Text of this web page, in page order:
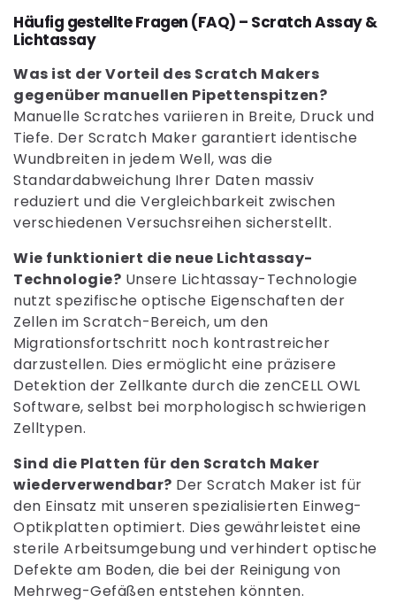
Häufig gestellte Fragen (FAQ) – Scratch Assay &
Lichtassay
Was ist der Vorteil des Scratch Makers
gegenüber manuellen Pipettenspitzen?
Manuelle Scratches variieren in Breite, Druck und
Tiefe. Der Scratch Maker garantiert identische
Wundbreiten in jedem Well, was die
Standardabweichung Ihrer Daten massiv
reduziert und die Vergleichbarkeit zwischen
verschiedenen Versuchsreihen sicherstellt.
Wie funktioniert die neue Lichtassay-
Technologie? Unsere Lichtassay-Technologie
nutzt spezifische optische Eigenschaften der
Zellen im Scratch-Bereich, um den
Migrationsfortschritt noch kontrastreicher
darzustellen. Dies ermöglicht eine präzisere
Detektion der Zellkante durch die zenCELL OWL
Software, selbst bei morphologisch schwierigen
Zelltypen.
Sind die Platten für den Scratch Maker
wiederverwendbar? Der Scratch Maker ist für
den Einsatz mit unseren spezialisierten Einweg-
Optikplatten optimiert. Dies gewährleistet eine
sterile Arbeitsumgebung und verhindert optische
Defekte am Boden, die bei der Reinigung von
Mehrweg-Gefäßen entstehen könnten.